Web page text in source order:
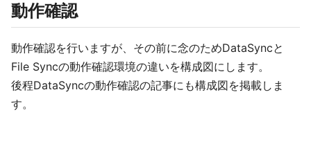
動作確認
動作確認を行いますが、その前に念のためDataSyncと
File Syncの動作確認環境の違いを構成図にします。
後程DataSyncの動作確認の記事にも構成図を掲載しま
す。